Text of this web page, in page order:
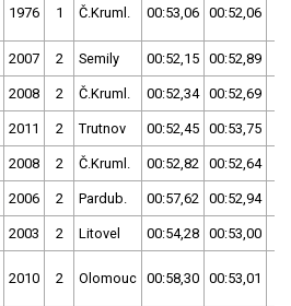
1976 1 Č.Kruml. 00:53,06 00:52,06
2007 2 Semily 00:52,15 00:52,89
2008 2 Č.Kruml. 00:52,34 00:52,69
2011 2 Trutnov 00:52,45 00:53,75
2008 2 Č.Kruml. 00:52,82 00:52,64
2006 2 Pardub. 00:57,62 00:52,94
2003 2 Litovel 00:54,28 00:53,00
2010 2 Olomouc 00:58,30 00:53,01